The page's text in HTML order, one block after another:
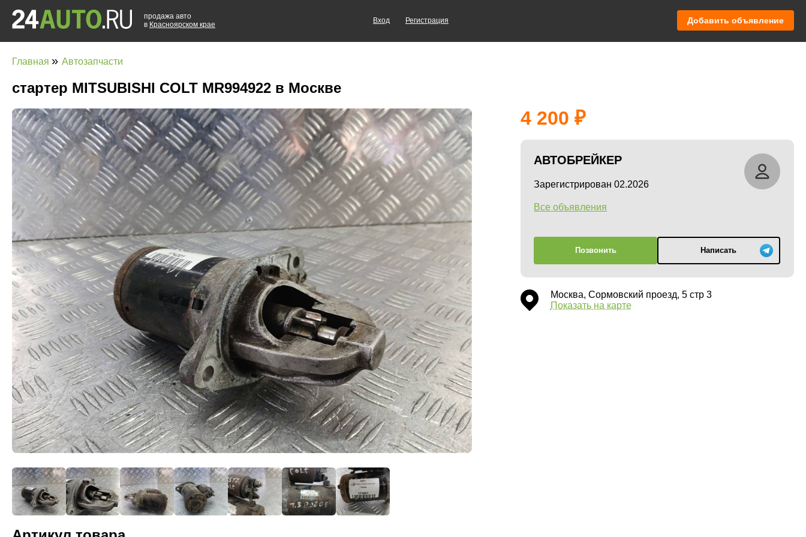
продажа авто
в Красноярском крае
Вход Регистрация Добавить объявление
Главная » Автозапчасти
стартер MITSUBISHI COLT MR994922 в Москве
4 200
АВТОБРЕЙКЕР
Зарегистрирован 02.2026
Все объявления
Позвонить Написать
Москва, Сормовский проезд, 5 стр 3
Показать на карте